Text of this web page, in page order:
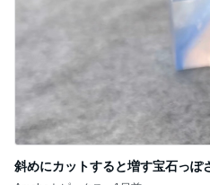
斜めにカットすると増す宝石っぽ